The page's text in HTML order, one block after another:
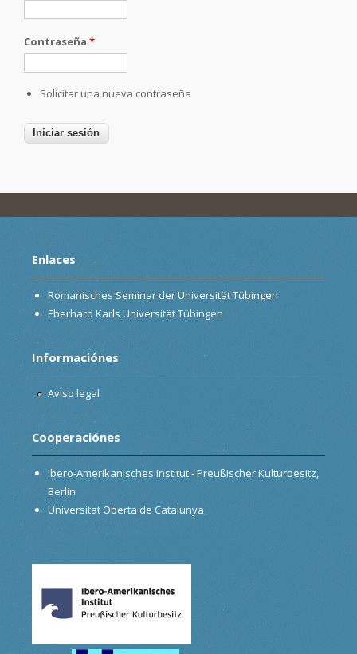
Contraseña *
Solicitar una nueva contraseña
Enlaces
Romanisches Seminar der Universität Tübingen
Eberhard Karls Universität Tübingen
Informaciónes
Aviso legal
Cooperaciónes
Ibero-Amerikanisches Institut - Preußischer Kulturbesitz,
Berlin
Universitat Oberta de Catalunya